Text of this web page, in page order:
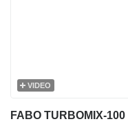
VIDEO
FABO TURBOMIX-